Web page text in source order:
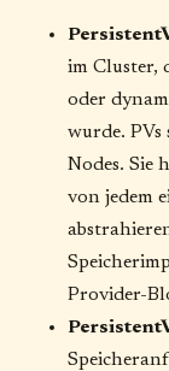
im Cluster,
oder
wurde. PVs
Nodes. Sie
von jedem
Provider-